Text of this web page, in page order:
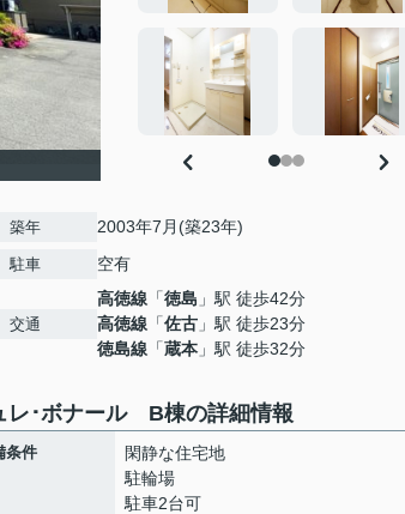
築年 2003年7月(築23年)
駐車 空有
交通
高徳線 「徳島 」駅 徒歩42分
高徳線 「佐古 」駅 徒歩23分
徳島線 「蔵本 」駅 徒歩32分
レ･ボナール B棟の詳細情報
条件
閑静な住宅地
駐輪場
駐車2台可